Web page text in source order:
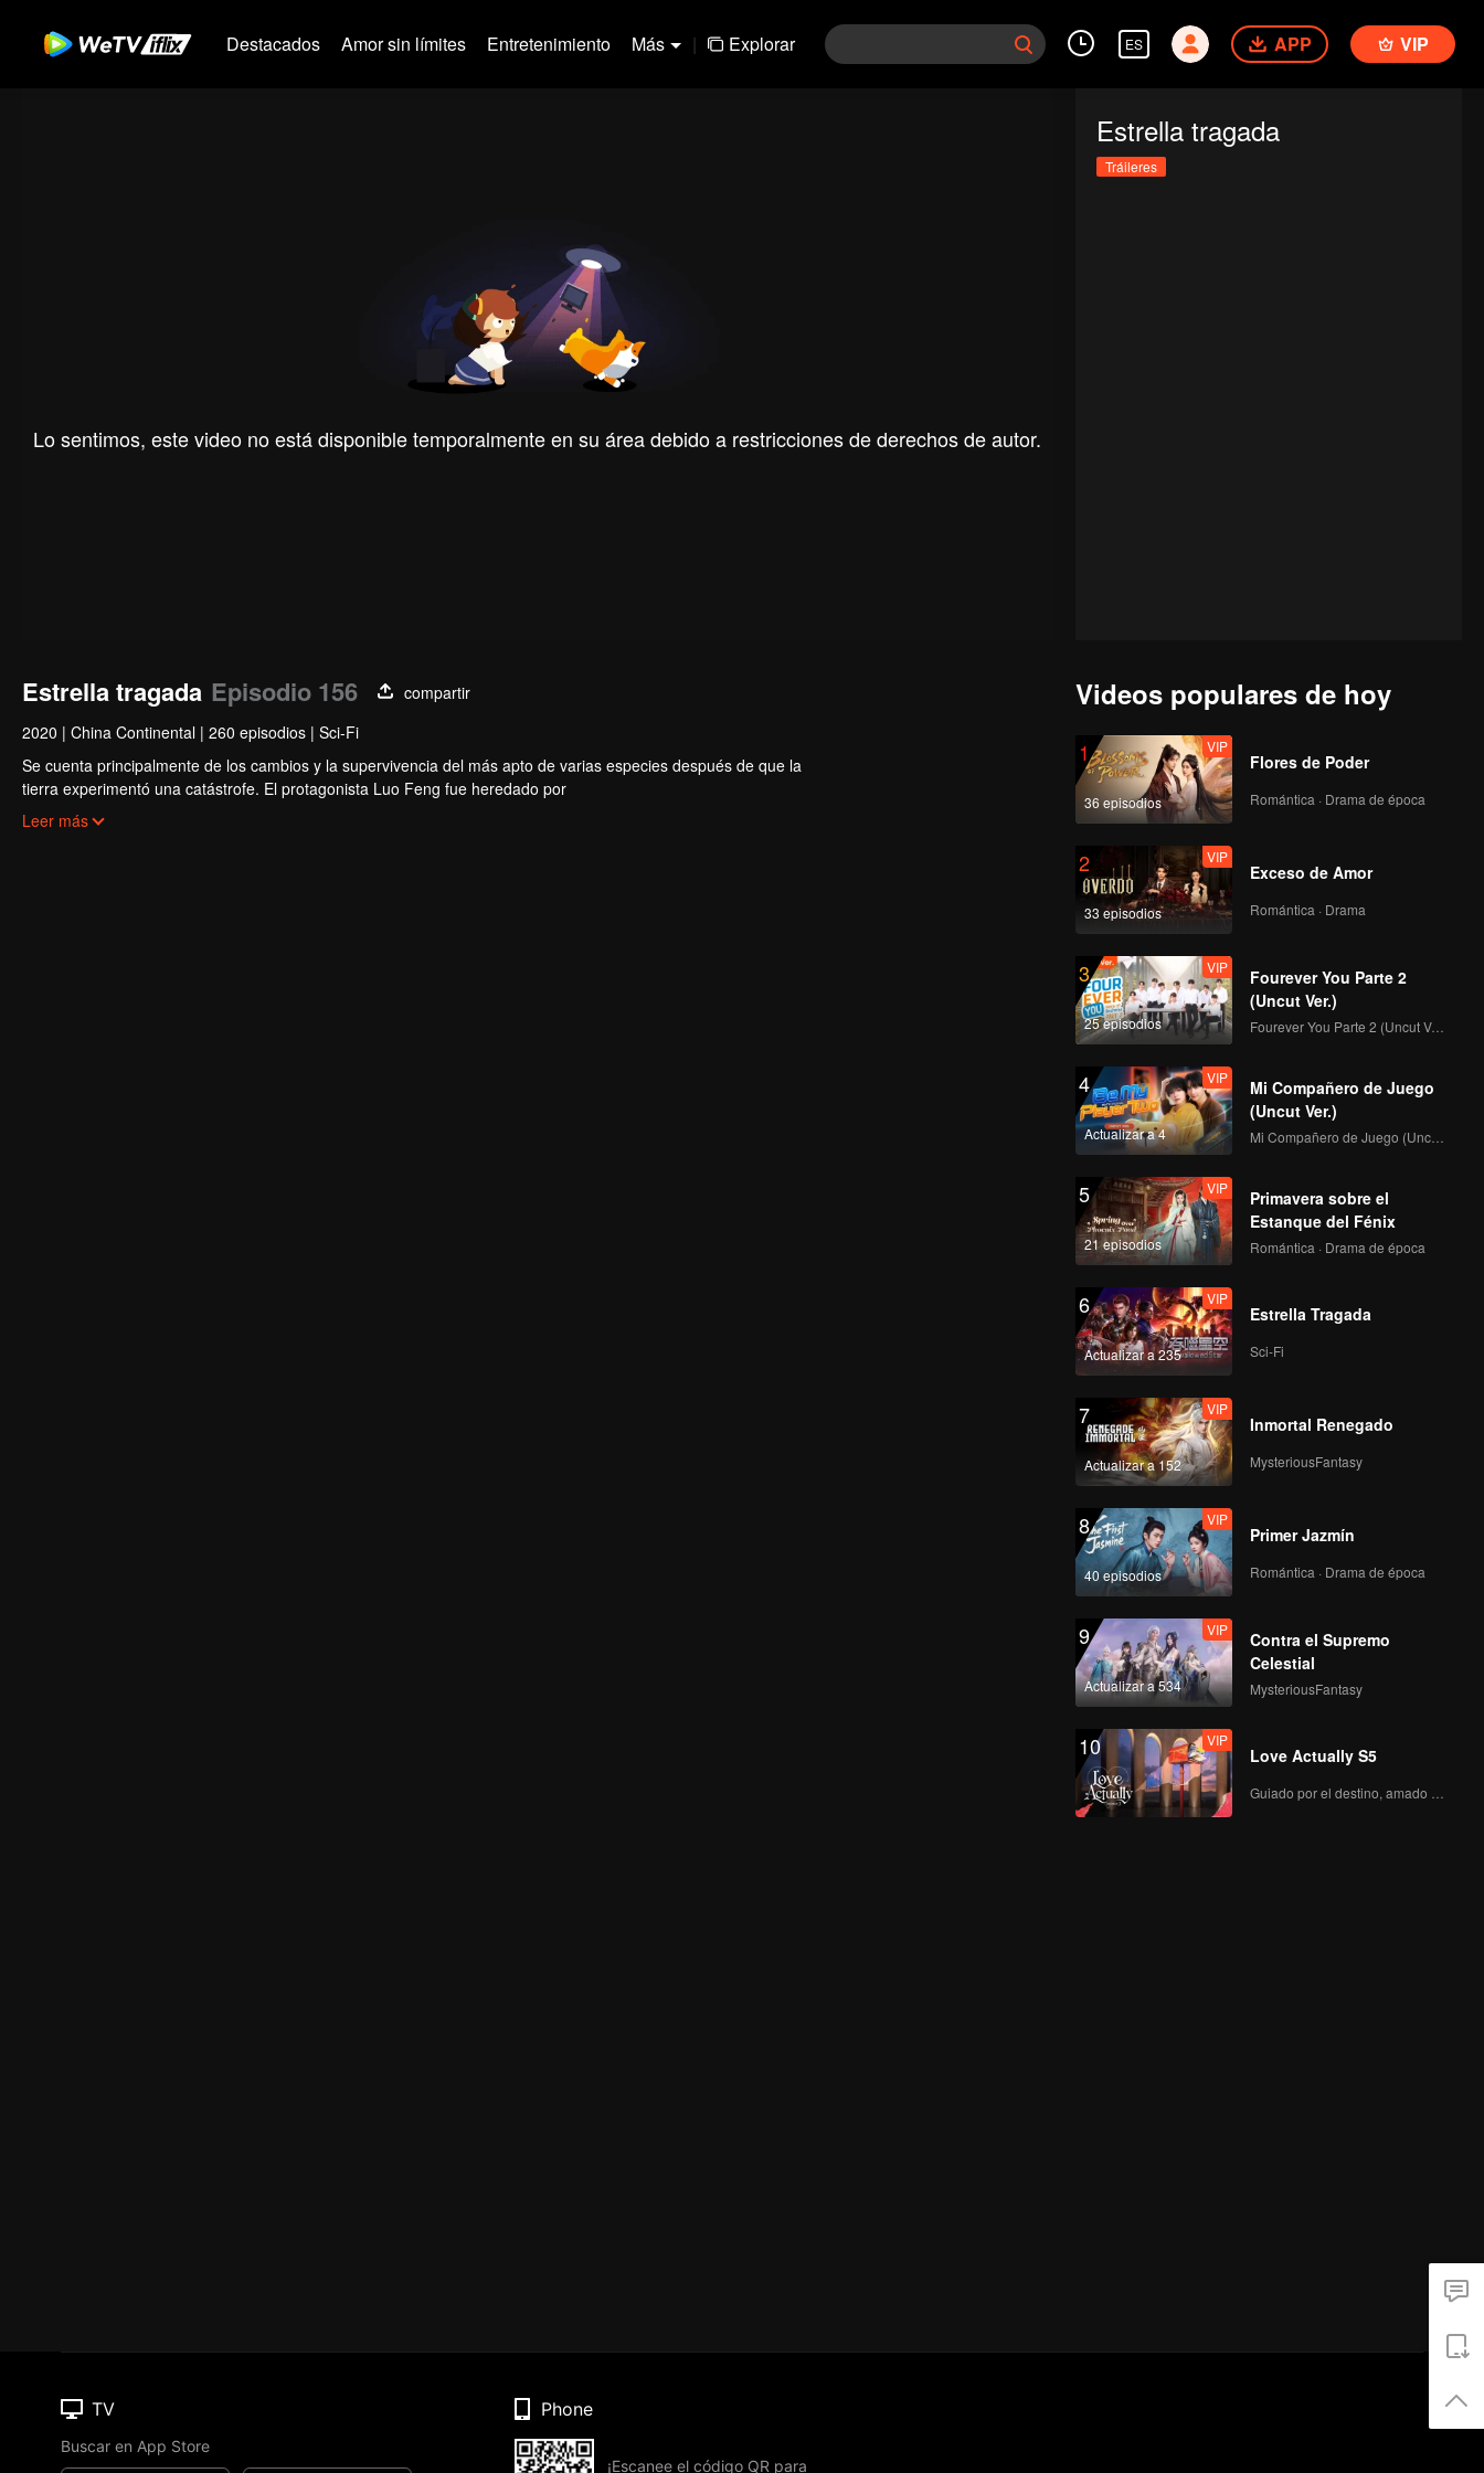
Destacados Amor sin límites Entretenimiento Más | Explorar ES APP VIP
Lo sentimos, este video no está disponible temporalmente en su área debido a restricciones de derechos de autor.
Estrella tragada
Tráileres
Estrella tragada Episodio 156
compartir
2020 | China Continental | 260 episodios | Sci-Fi
Se cuenta principalmente de los cambios y la supervivencia del más apto de varias especies después de que la
tierra experimentó una catástrofe. El protagonista Luo Feng fue heredado por
el propietario de Meteorite y se convirtió en uno de los tres más fuertes en
Leer más
Videos populares de hoy
1
36 episodios
VIP
Flores de Poder
Romántica · Drama de época
2
33 episodios
VIP
Exceso de Amor
Romántica · Drama
3
25 episodios
VIP
Fourever You Parte 2
(Uncut Ver.)
Fourever You Parte 2 (Uncut Ver.)
4
Actualizar a 4
VIP
Mi Compañero de Juego
(Uncut Ver.)
Mi Compañero de Juego (Uncut Ver.)
5
21 episodios
VIP
Primavera sobre el
Estanque del Fénix
Romántica · Drama de época
6
Actualizar a 235
VIP
Estrella Tragada
Sci-Fi
7
Actualizar a 152
VIP
Inmortal Renegado
MysteriousFantasy
8
40 episodios
VIP
Primer Jazmín
Romántica · Drama de época
9
Actualizar a 534
VIP
Contra el Supremo
Celestial
MysteriousFantasy
10 VIP
Love Actually S5
TV
Buscar en App Store
Phone
¡Escanee el código QR para